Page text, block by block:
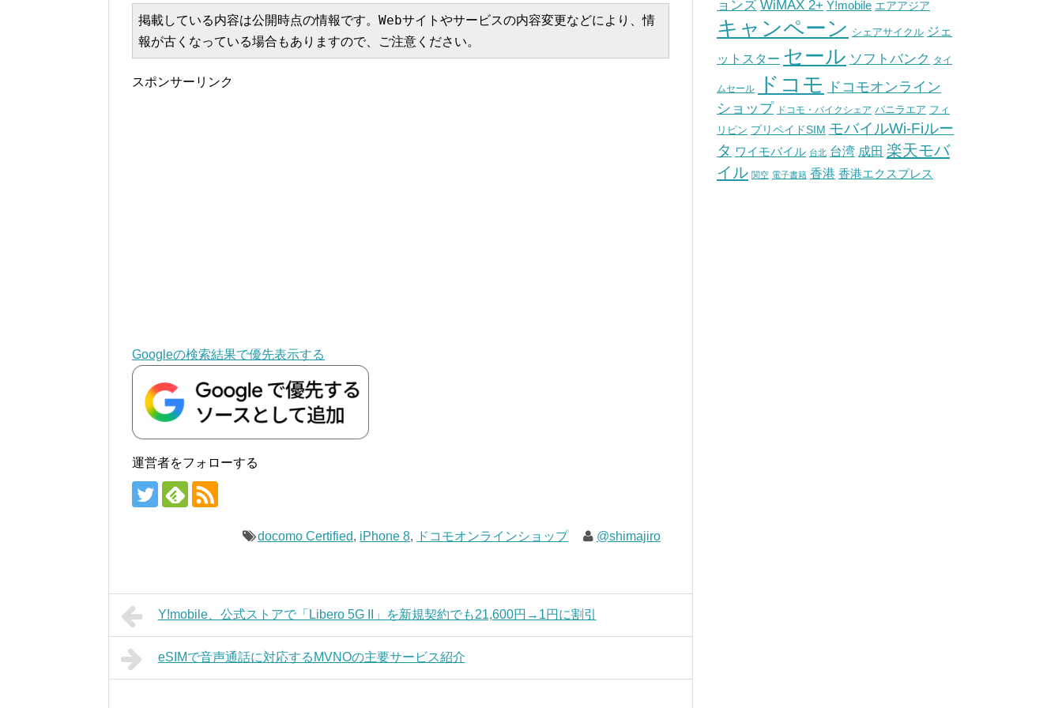
掲載している内容は公開時点の情報です。Webサイトやサービスの内容変更などにより、情
報が古くなっている場合もありますので、ご注意ください。
スポンサーリンク
Googleの検索結果で優先表示する
運営者をフォローする
docomo Certified, iPhone 8, ドコモオンラインショップ @shimajiro
Y!mobile、公式ストアで「Libero 5G II」を新規契約でも21,600円→1円に割引
eSIMで音声通話に対応するMVNOの主要サービス紹介
ョンズ WiMAX 2+ Y!mobile エアアジア
キャンペーン シェアサイクル ジェ
ットスター セール ソフトバンク タイ
ムセール ドコモ
ドコモオンライン
ショップ ドコモ・バイクシェア バニラエア フィ
リピン プリペイドSIM モバイルWi-Fiルー
タ ワイモバイル 台北 台湾 成田 楽天モバ
イル 関空 電子書籍 香港 香港エクスプレス